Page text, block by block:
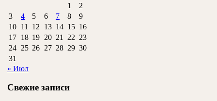
1
2
3
4 5 6 7 8
9
10 11 12 13 14 15 16
17 18 19 20 21 22 23
24 25 26 27 28 29 30
31
« Июл
Свежие записи